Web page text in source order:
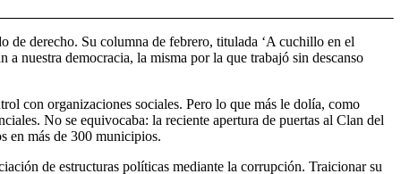
de derecho. Su columna de febrero, titulada ‘A cuchillo en el
nuestra democracia, la misma por la que trabajó sin descanso
con organizaciones sociales. Pero lo que más le dolía, como
No se equivocaba: la reciente apertura de puertas al Clan del
en más de 300 municipios.
de estructuras políticas mediante la corrupción. Traicionar su